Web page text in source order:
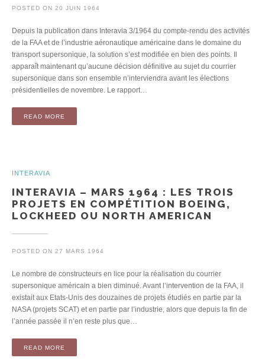
POSTED ON 20 JUIN 1964
Depuis la publication dans Interavia 3/1964 du compte-rendu des activités
de la FAA et de l’industrie aéronautique américaine dans le domaine du
transport supersonique, la solution s’est modifiée en bien des points. Il
apparaît maintenant qu’aucune décision définitive au sujet du courrier
supersonique dans son ensemble n’interviendra avant les élections
présidentielles de novembre. Le rapport…
READ MORE
INTERAVIA
INTERAVIA – MARS 1964 : LES TROIS
PROJETS EN COMPÉTITION BOEING,
LOCKHEED OU NORTH AMERICAN
POSTED ON 27 MARS 1964
Le nombre de constructeurs en lice pour la réalisation du courrier
supersonique américain a bien diminué. Avant l’intervention de la FAA, il
existait aux Etats-Unis des douzaines de projets étudiés en partie par la
NASA (projets SCAT) et en partie par l’industrie, alors que depuis la fin de
l’année passée il n’en reste plus que…
READ MORE